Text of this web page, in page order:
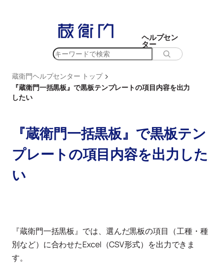
ッ
プ
ヘルプセン
ター
検
蔵衛門ヘルプセンター トップ >
『蔵衛門一括黒板』で黒板テンプレートの項目内容を出力
したい
『蔵衛門一括黒板』で黒板テン
プレートの項目内容を出力した
い
『蔵衛門一括黒板』では、選んだ黒板の項目（工種・種
別など）に合わせたExcel（CSV形式）を出力できま
す。